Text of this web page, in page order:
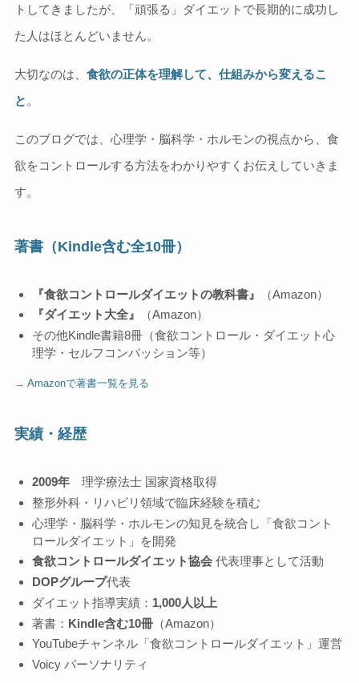
トしてきましたが、「頑張る」ダイエットで長期的に成功し
た人はほとんどいません。
大切なのは、 食欲の正体を理解して、仕組みから変えるこ
と 。
このブログでは、心理学・脳科学・ホルモンの視点から、食
欲をコントロールする方法をわかりやすくお伝えしていきま
す。
著書（Kindle含む全10冊）
『食欲コントロールダイエットの教科書』
（Amazon）
『ダイエット大全』
（Amazon）
その他Kindle書籍8冊（食欲コントロール・ダイエット心
理学・セルフコンパッション等）
→ Amazonで著書一覧を見る
実績・経歴
2009年 理学療法士 国家資格取得
整形外科・リハビリ領域で臨床経験を積む
心理学・脳科学・ホルモンの知見を統合し「食欲コント
ロールダイエット」を開発
食欲コントロールダイエット協会 代表理事として活動
DOPグループ代表
ダイエット指導実績： 1,000人以上
著書： Kindle含む10冊 （Amazon）
YouTubeチャンネル「食欲コントロールダイエット」運営
Voicy パーソナリティ